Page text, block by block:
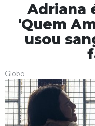
Adriana
'Quem
usou
Globo